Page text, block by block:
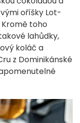
oříšky Lot-
toho
lahůdky,
koláč a
z Dominikánské